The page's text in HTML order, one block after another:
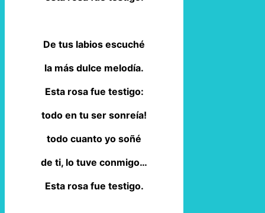
De tus labios escuché
la más dulce melodía.
Esta rosa fue testigo:
todo en tu ser sonreía!
todo cuanto yo soñé
de ti, lo tuve conmigo…
Esta rosa fue testigo.